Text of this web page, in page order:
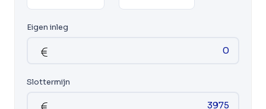
Eigen inleg
Slottermijn